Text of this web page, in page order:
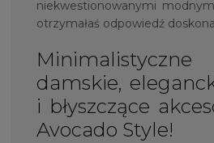
niekwestionowanymi
otrzymałaś odpowiedź
damskie,
i błyszczące
Avocado Style!